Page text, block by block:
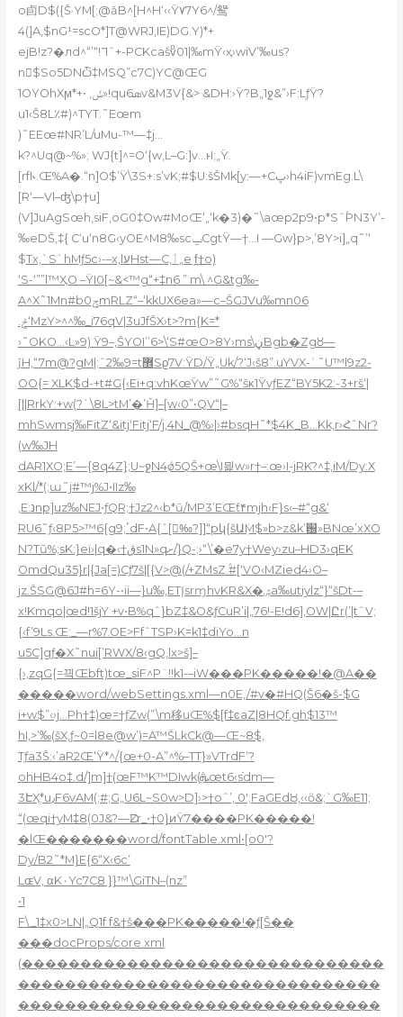
o卣D$({Š·YM[
;@ǎB^[H^Hʻ‹‹Ÿ٧7Y6^/鸳
4(]A,$nG¹=scO*]T@WRJ,IE)DG.Y)*+
ejB!z?�лd^“’“!˺1ˆ+-PCKcašvͦ01|‰mŸ‹ҳ›wiV’‰us?
n$So5DNѽ‡MSQ”c7C)YC@ŒG
1OYOhXϻ*+• ,ݽ»!qu6ܣv&M3V{&> &DH:›Ÿ?B„1ջ&”›F:LƒŸ?
u1‹Š8L٪#)^TYT.˜Eœm
)˜EEœ#NR’L/uMu-™—‡j…
k?^Uq@~%»; WJ{t]^=O‘{w‚L–G:]v…ͱI;„Ÿ.
[rfI˞.Œ%A�.“n]O$’Ÿ\3S+:s’vK;#$U:šŠMk[y:—+Cڀ›h4iF)vmEg.L\
[R‘—Vl–ʤ\p†u]
(V]JuAgSœh,siF‚oG0‡Ow#MoŒ‘„‘k�3)�˜\aœp2p9•p*SˆۢPN3Y’-
‰eDŠ,‡{ C‘u‘n8G‹yOE^M8‰scݐCgtŸ—†…I —Gw}p>‚’8Y>i]„q˜’‘
$
Tx,`S`hMƒ5c›-–x,lעHst—C‚ٲ„e f̪†o)
‘S-‘””l™ҲO –ŸI0[~&<™g“+‡n6 ” m\ ^G&tg‰-
A^X˜1Mn#b0ݯmRLZ“–‘kkUX6ea»—c–ŠGJVu‰mn06
.ݲ‘MzY>^^‰_i76qV|3uJfŠX›t>?m{K=*
›˜OKO…‹L»9) Ÿ9–,ŠYOI’’6>\‘S#œO>8Y›ms\ڼBgb�Zgȣ—
ǰH‚“7m@?gM|;ˆ2‰9=t޾Sϱ7V:ŸD/Ÿ„Uk/?‘J‹š8”.uYVX-ʿ˜U™l9z2-
OO{= XLK$d-+t#G{‹Ei+q:vhKœŸw”˜G%“šκ1ŸvƒEZ“BY5K2:-3+rš‘|
[||RrkY:+w(?`\8L>tM’�’Ȟ]–[w‹0”•QV“|–
mhSwmsj‰FitZ‘&itj‘Fitj‘F/j,4N_@%›|›#bsqH˜*$4K_B…Kk,r›ՀˆNr?
(w‰JH
dAR1XO;E’—{8q4Z};U~ջN4ǿ5QŠ+œ\I믩w»r†–:œ›I-jRK?^‡‚iM/Dy:X
xKl/*(;ɯ˜j#™j%J•IIz‰
‚E:נnp]uz‰NEJ•ƒQR;†Jz2^‹b*ũ/MP3’EŒƭ۴mjh‹F}s‹–#“g&‘
RU6˜ƒ‹8P5>™6{g9;ٴdF•A{ˆ[‰ٰ?]]“pկ{šԱܲM$»b>z&k’԰»BNœ’xXO
N?Tũ%;sK:}eï›|q�‹†ڨs1N»qށ/}Q-;›“\’�e7y†Wey›zu–НD3›qEK
OmdQu35}r|{Ja[=)Cƒ7š|[{V>@(/+ZMsZ.ۢ#[‘VO‹MZied4›O–
jz.ŠSG@6J#h=6Y-•ii—}u‰,ETĮsrɱhvKR&X�ۺa‰utiylz“}“šDt-–
x!Kmqo|œd!1šjY +v•B%qˆ}bZ‡&O&ƒCuR’i|„76!-E!d6]‚OW|Ըr(’|tˆV;
{‹f’9Ls.Œ:_—r%7.OE>FfˆTSP›K=k1‡diYo…n
u5C]gƒ�X˜nui[’RWX/8‹gQ‚lx>š]–
{›,zqG{=끡Œbft)tœ_siF^P¨!!k1-–iW���PK�����!�@A��
�����word/webSettings.xml—n0E‚/#v�#HQ(Š6�š-$G
i+w$”‹›j…Ph†‡)œ=†ƒZw(”\m移uŒ%$[f‡ͼaZ|8HQf.­gh$13™
hI,>’‰(šX‚ƒ~0=l8e@w’)=A™ŠLkCk@—Œ~8$‚
Tƒa3Š:‹’aR2Œ‘Ÿ*^/{œ+0-A”^%–TT}»VTrdF’?
ohHB4o‡.d/]m]†(œF™K™DIwk(ܞœt6‹sֿdm—
3ԷXֱ*u٫F6vAM(;#;G„U6L~S0w>D]›>†oˆ’, 0′;FaGEdȢ,‹‹ȏ&;`G‰E11;
“(œqi†yM‡8(0J&?—Ǳr_•†0}ͷŸ7����PK�����!
�lŒ�������word/fontTable.xml•[o0′?
Dy/B2˜*M}E{6“X‹6c’
LɶV‚ αK۰Yc7C8 }}™\GiTN–(nz”
•1
F\_1‡x0>LN|„Q1f f&†š���PK�����!�ƒ[Š��
���docProps/core.xml
(�������������������������������
�������������������������������
�������������������������������